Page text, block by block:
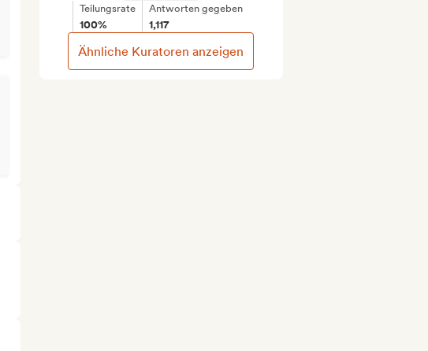
Teilungsrate
100%
Antworten gegeben
1,117
Ähnliche Kuratoren anzeigen